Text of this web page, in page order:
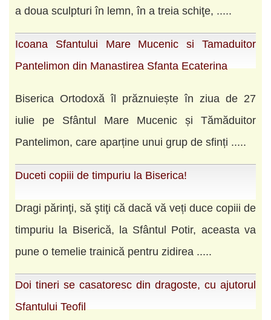
a doua sculpturi în lemn, în a treia schiţe, .....
Icoana Sfantului Mare Mucenic si Tamaduitor
Pantelimon din Manastirea Sfanta Ecaterina
Biserica Ortodoxă îl prăznuiește în ziua de 27
iulie pe Sfântul Mare Mucenic și Tămăduitor
Pantelimon, care aparține unui grup de sfinți .....
Duceti copiii de timpuriu la Biserica!
Dragi părinţi, să ştiţi că dacă vă veți duce copiii de
timpuriu la Biserică, la Sfântul Potir, aceasta va
pune o temelie trainică pentru zidirea .....
Doi tineri se casatoresc din dragoste, cu ajutorul
Sfantului Teofil